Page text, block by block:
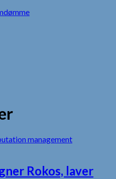
management
Rokos, laver